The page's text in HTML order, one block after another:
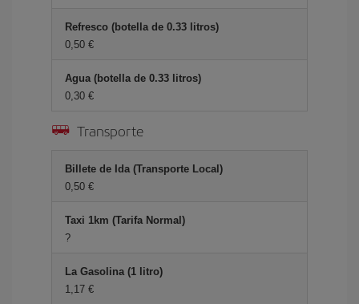
Refresco (botella de 0.33 litros)
0,50 €
Agua (botella de 0.33 litros)
0,30 €
Transporte
Billete de Ida (Transporte Local)
0,50 €
Taxi 1km (Tarifa Normal)
?
La Gasolina (1 litro)
1,17 €